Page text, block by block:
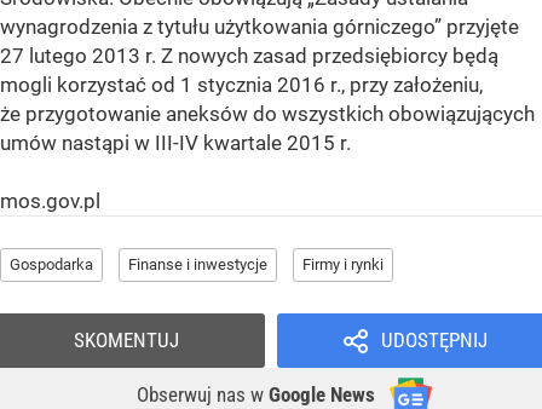
wynagrodzenia z tytułu użytkowania górniczego” przyjęte
27 lutego 2013 r. Z nowych zasad przedsiębiorcy będą
mogli korzystać od 1 stycznia 2016 r., przy założeniu,
że przygotowanie aneksów do wszystkich obowiązujących
umów nastąpi w III-IV kwartale 2015 r.
mos.gov.pl
Gospodarka Finanse i inwestycje Firmy i rynki
UDOSTĘPNIJ
Obserwuj nas w Google News
SKOMENTUJ